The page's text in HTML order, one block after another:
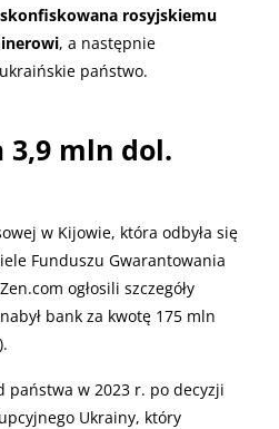
rosyjskiemu
, a następnie
państwo.
3,9 mln dol.
w Kijowie, która odbyła się
Funduszu Gwarantowania
ogłosili szczegóły
bank za kwotę 175 mln
państwa w 2023 r. po decyzji
Ukrainy, który